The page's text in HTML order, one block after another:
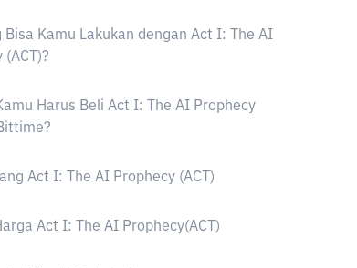
Bisa Kamu Lakukan dengan Act I: The AI
(ACT)?
Harus Beli Act I: The AI Prophecy
Act I: The AI Prophecy (ACT)
Act I: The AI Prophecy(ACT)